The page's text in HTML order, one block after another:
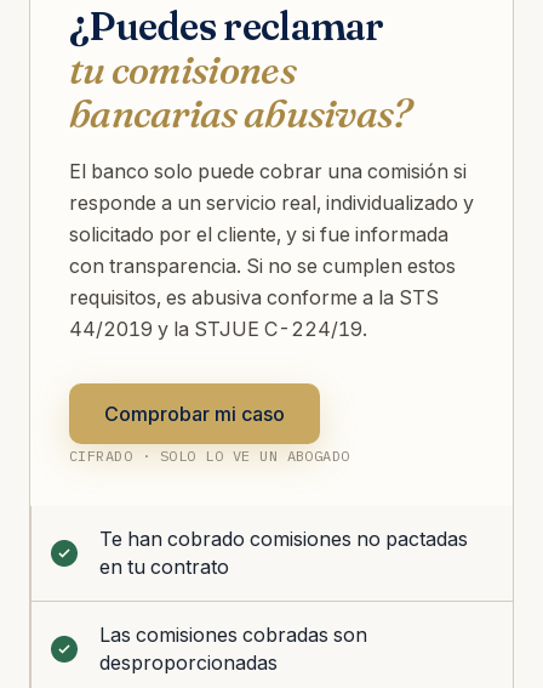
¿Puedes reclamar
tu comisiones
bancarias abusivas?
El banco solo puede cobrar una comisión si
responde a un servicio real, individualizado y
solicitado por el cliente, y si fue informada
con transparencia. Si no se cumplen estos
requisitos, es abusiva conforme a la STS
44/2019 y la STJUE C-224/19.
Comprobar mi caso
CIFRADO · SOLO LO VE UN ABOGADO
Te han cobrado comisiones no pactadas
en tu contrato
Las comisiones cobradas son
desproporcionadas